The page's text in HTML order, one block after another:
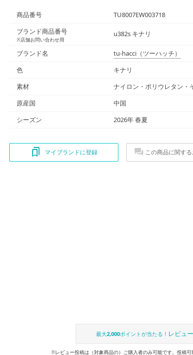
商品番号
TU8007EW003718
ブランド商品番号
※店舗お問い合わせ用
u382s キナリ
ブランド名 tu-hacci （ツーハッチ）
色
キナリ
素材
ナイロン・ポリウレタン・
原産国
中国
シーズン
2026年 春夏
マイブランドに登録 この商品に関す
最大2,000ポイントが当たる！ レビュ
※レビュー投稿は（対象商品の）ご購入者のみ可能です。投稿